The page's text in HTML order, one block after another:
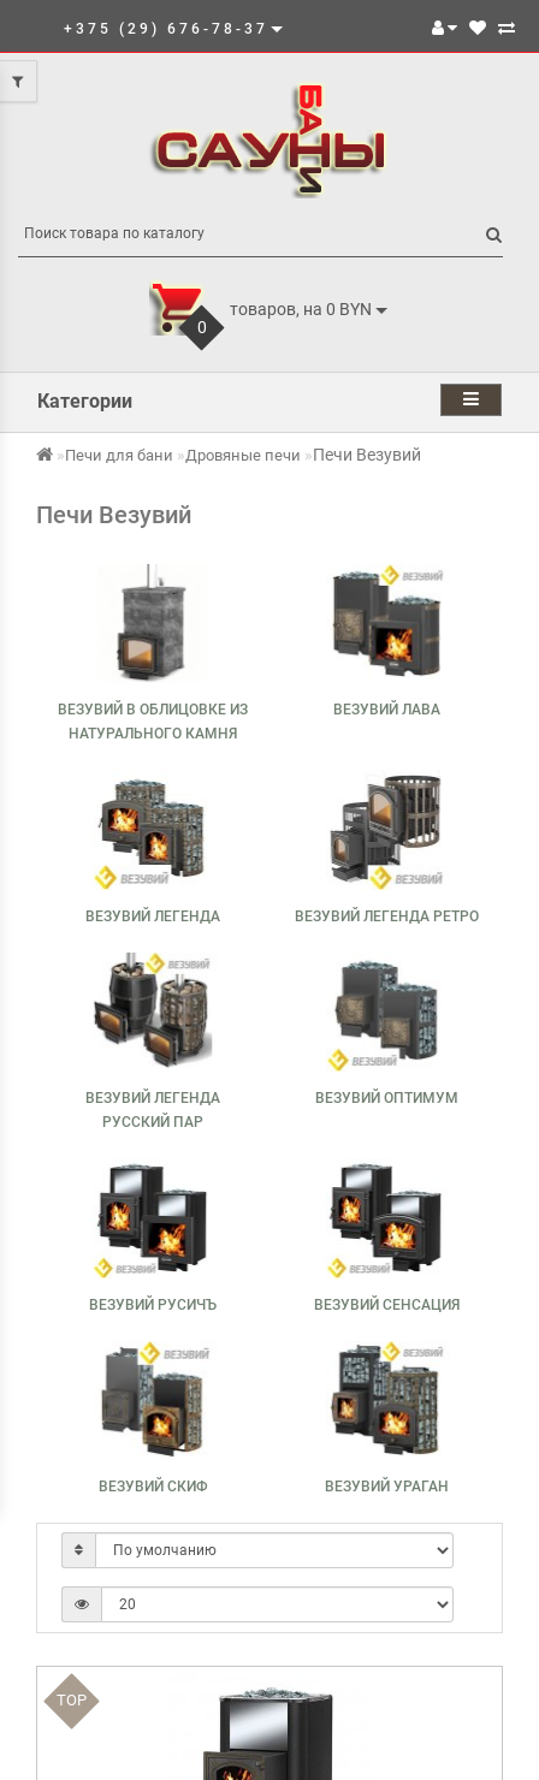
+375 (29) 676-78-37
0
товаров, на 0 BYN
Категории
Печи для бани Дровяные печи Печи Везувий
Печи Везувий
ВЕЗУВИЙ В ОБЛИЦОВКЕ ИЗ
НАТУРАЛЬНОГО КАМНЯ
ВЕЗУВИЙ ЛАВА
ВЕЗУВИЙ ЛЕГЕНДА ВЕЗУВИЙ ЛЕГЕНДА РЕТРО
ВЕЗУВИЙ ЛЕГЕНДА
РУССКИЙ ПАР
ВЕЗУВИЙ ОПТИМУМ
ВЕЗУВИЙ РУСИЧЪ ВЕЗУВИЙ СЕНСАЦИЯ
ВЕЗУВИЙ СКИФ ВЕЗУВИЙ УРАГАН
TOP